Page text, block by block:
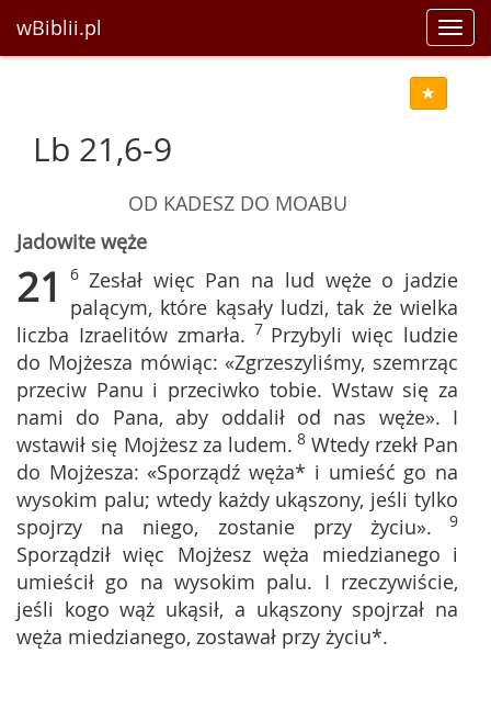
wBiblii.pl
Lb 21,6-9
OD KADESZ DO MOABU
Jadowite węże
21 6 Zesłał więc Pan na lud węże o jadzie
palącym, które kąsały ludzi, tak że wielka
liczba Izraelitów zmarła. 7 Przybyli więc ludzie
do Mojżesza mówiąc: «Zgrzeszyliśmy, szemrząc
przeciw Panu i przeciwko tobie. Wstaw się za
nami do Pana, aby oddalił od nas węże». I
wstawił się Mojżesz za ludem. 8 Wtedy rzekł Pan
do Mojżesza: «Sporządź węża* i umieść go na
wysokim palu; wtedy każdy ukąszony, jeśli tylko
spojrzy na niego, zostanie przy życiu». 9
Sporządził więc Mojżesz węża miedzianego i
umieścił go na wysokim palu. I rzeczywiście,
jeśli kogo wąż ukąsił, a ukąszony spojrzał na
węża miedzianego, zostawał przy życiu*.